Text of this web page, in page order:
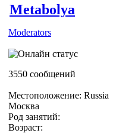
Metabolya
Moderators
3550 сообщений
Местоположение: Russia
Москва
Род занятий:
Возраст: